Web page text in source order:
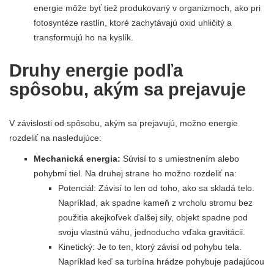
energie môže byť tiež produkovaný v organizmoch, ako pri
fotosyntéze rastlín, ktoré zachytávajú oxid uhličitý a
transformujú ho na kyslík.
Druhy energie podľa
spôsobu, akým sa prejavuje
V závislosti od spôsobu, akým sa prejavujú, možno energie
rozdeliť na nasledujúce:
Mechanická energia: Súvisí to s umiestnením alebo
pohybmi tiel. Na druhej strane ho možno rozdeliť na:
Potenciál: Závisí to len od toho, ako sa skladá telo.
Napríklad, ak spadne kameň z vrcholu stromu bez
použitia akejkoľvek ďalšej sily, objekt spadne pod
svoju vlastnú váhu, jednoducho vďaka gravitácii.
Kinetický: Je to ten, ktorý závisí od pohybu tela.
Napríklad keď sa turbína hrádze pohybuje padajúcou